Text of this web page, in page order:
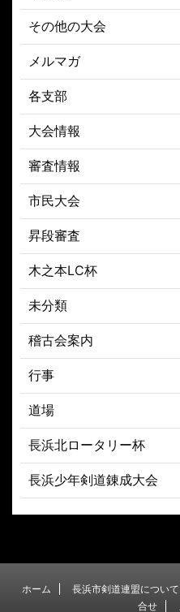
その他の大会
メルマガ
各支部
大会情報
審査情報
市民大会
昇段審査
木之本LC杯
未分類
稽古会案内
行事
道場
長浜北ロータリー杯
長浜少年剣道錬成大会
ホーム 長浜市剣道連盟について
合せ